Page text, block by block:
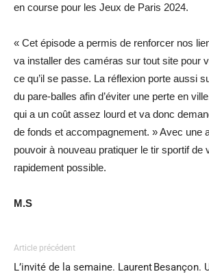
en course pour les Jeux de Paris 2024.
« Cet épisode a permis de renforcer nos
va installer des caméras sur tout site pour
ce qu’il se passe. La réflexion porte aussi
du pare-balles afin d’éviter une perte en
qui a un coût assez lourd et va donc
de fonds et accompagnement. » Avec une
pouvoir à nouveau pratiquer le tir sportif de
rapidement possible.
M.S
Article précédent
L’invité de la semaine. LaurentBesançon.